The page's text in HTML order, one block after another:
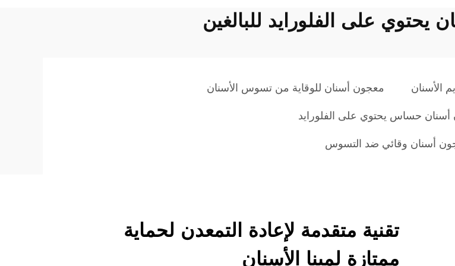
على الفلورايد للبالغين
الأسنان
معجون أسنان للوقاية من تسوس الأسنان
حساس يحتوي على الفلورايد
أسنان وقائي ضد التسوس
تقنية متقدمة لإعادة التمعدن لحماية
ممتازة لمينا الأسنان